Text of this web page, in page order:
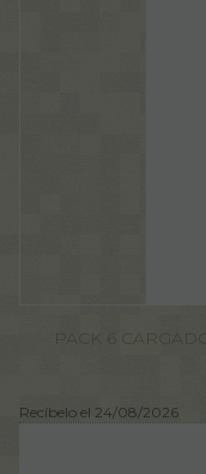
PACK 6
Recíbelo el 24/08/2026